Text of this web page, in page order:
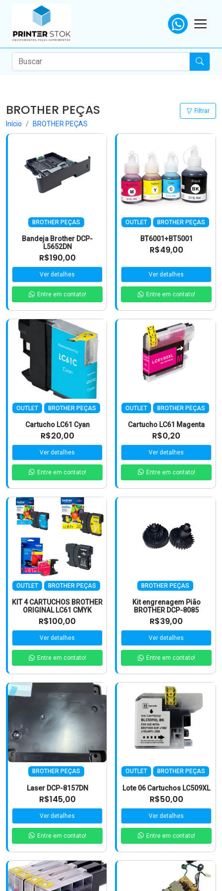
BROTHER PEÇAS
Início BROTHER PEÇAS
Filtrar
BROTHER PEÇAS
Bandeja Brother DCP-
L5652DN
R$190,00
Ver detalhes
Entre em contato!
OUTLET BROTHER PEÇAS
BT6001+BT5001
R$49,00
Ver detalhes
Entre em contato!
OUTLET BROTHER PEÇAS
Cartucho LC61 Cyan
R$20,00
Ver detalhes
Entre em contato!
OUTLET BROTHER PEÇAS
Cartucho LC61 Magenta
R$0,20
Ver detalhes
Entre em contato!
OUTLET BROTHER PEÇAS
KIT 4 CARTUCHOS BROTHER
ORIGINAL LC61 CMYK
R$100,00
Ver detalhes
Entre em contato!
BROTHER PEÇAS
Kit engrenagem Pião
BROTHER DCP-8085
R$39,00
Ver detalhes
Entre em contato!
BROTHER PEÇAS
Laser DCP-8157DN
R$145,00
Ver detalhes
Entre em contato!
OUTLET BROTHER PEÇAS
Lote 06 Cartuchos LC509XL
R$50,00
Ver detalhes
Entre em contato!